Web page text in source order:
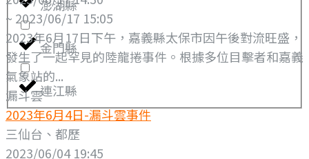
澎湖縣
金門縣
連江縣
~ 2023/06/17 15:05
2023年6月17日下午，嘉義縣太保市因午後對流旺盛，
發生了一起罕見的陸龍捲事件。根據多位目擊者和嘉義
氣象站的...
漏斗雲
2023年6月4日-漏斗雲事件
三仙台、都歷
2023/06/04 19:45